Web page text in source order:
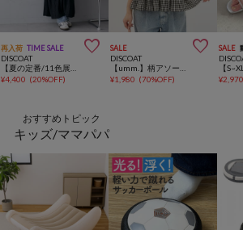
再入荷 TIME SALE 
DISCOAT
¥4,400 (20%OFF)
SALE 
DISCOAT
¥1,980 (70%OFF)
SALE
¥
おすすめトピック
キッズ/ママパパ